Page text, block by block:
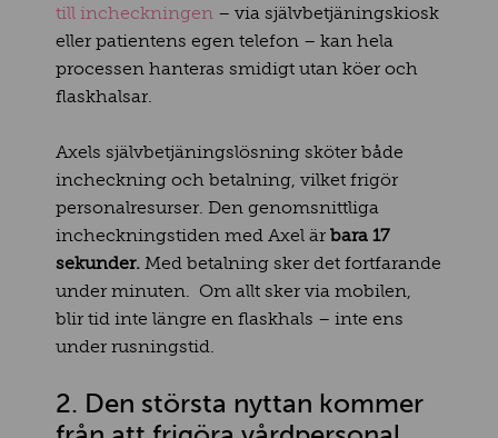
till incheckningen – via självbetjäningskiosk
eller patientens egen telefon – kan hela
processen hanteras smidigt utan köer och
flaskhalsar.
Axels självbetjäningslösning sköter både
incheckning och betalning, vilket frigör
personalresurser. Den genomsnittliga
incheckningstiden med Axel är bara 17
sekunder. Med betalning sker det fortfarande
under minuten.
Om allt sker via mobilen,
blir tid inte längre en flaskhals – inte ens
under rusningstid.
2. Den största nyttan kommer